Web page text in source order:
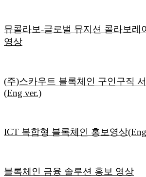
뮤콜라보-글로벌 뮤지션 콜라보레
영상
(주)스카우트 블록체인 구인구직
(Eng ver.)
ICT 복합형 블록체인 홍보영상
블록체인 금융 솔루션 홍보 영상